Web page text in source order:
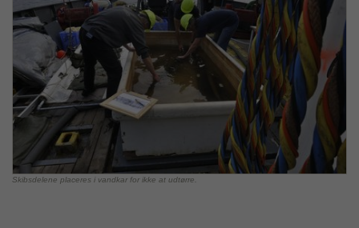
Skibsdelene placeres i vandkar for ikke at udtørre.